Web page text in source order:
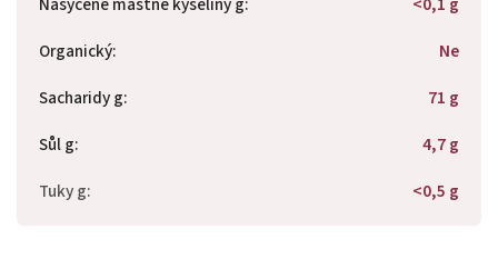
Organický:
Ne
Sacharidy g:
71 g
Sůl g:
4,7 g
Tuky g: <0,5 g